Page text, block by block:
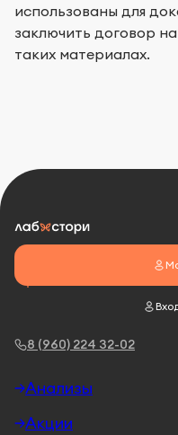
использованы для
заключить договор
таких материалах.
8 (960) 224 32-02
Анализы
Акции